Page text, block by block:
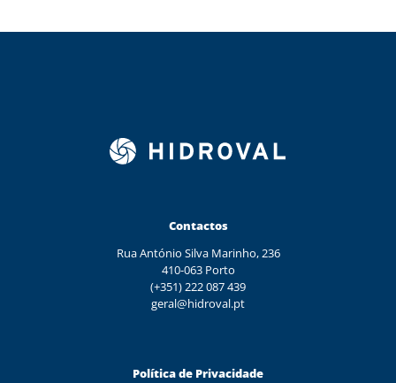
Contactos
Rua António Silva Marinho, 236
410-063 Porto
(+351) 222 087 439
geral@hidroval.pt
Política de Privacidade